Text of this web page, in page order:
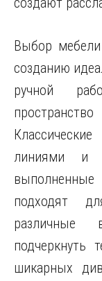
Выбор
созданию
ручной
линиями и
подходят
различные
подчеркнуть
шикарных